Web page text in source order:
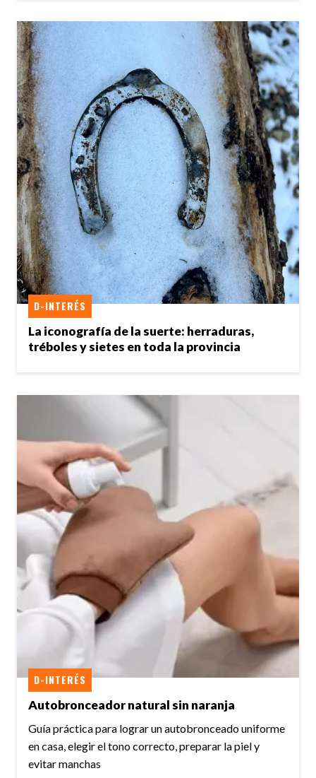
La iconografía de la suerte: herraduras,
tréboles y sietes en toda la provincia
D-INTERÉS
Autobronceador natural sin naranja
D-INTERÉS
Guía práctica para lograr un autobronceado uniforme
en casa, elegir el tono correcto, preparar la piel y
evitar manchas